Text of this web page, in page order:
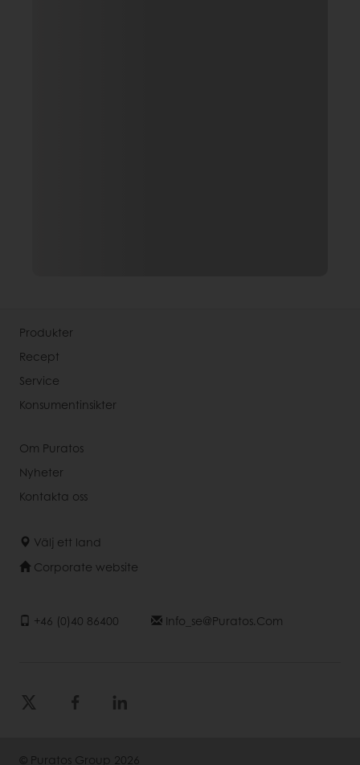
Produkter
Recept
Service
Konsumentinsikter
Om Puratos
Nyheter
Kontakta oss
Välj ett land
Corporate website
+46 (0)40 86400 Info_se@puratos.com
© Puratos Group 2026